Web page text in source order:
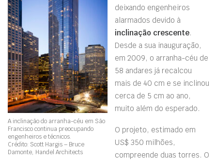
A inclinação do arranha-céu em São
Francisco continua preocupando
engenheiros e técnicos.
Crédito: Scott Hargis – Bruce
Damonte, Handel Architects
deixando engenheiros
alarmados devido à
inclinação crescente.
Desde a sua inauguração,
em 2009, o arranha-céu de
58 andares já recalcou
mais de 40 cm e se inclinou
cerca de 5 cm ao ano,
muito além do esperado.
O projeto, estimado em
US$ 350 milhões,
compreende duas torres. O